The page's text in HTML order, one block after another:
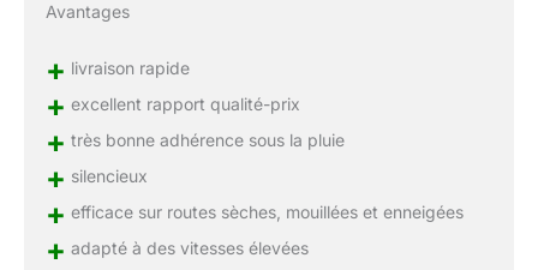
Avantages
+ livraison rapide
+ excellent rapport qualité-prix
+ très bonne adhérence sous la pluie
+ silencieux
+ efficace sur routes sèches, mouillées et enneigées
+ adapté à des vitesses élevées